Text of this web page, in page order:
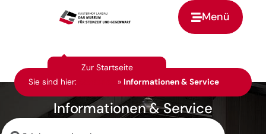
Menü
Zur Startseite
Sie sind hier: » Informationen & Service
Informationen & Service